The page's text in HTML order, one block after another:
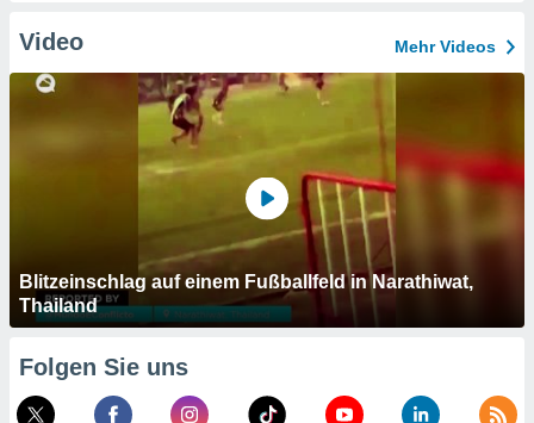
Video Mehr Videos
Blitzeinschlag auf einem Fußballfeld in Narathiwat,
Thailand
Folgen Sie uns